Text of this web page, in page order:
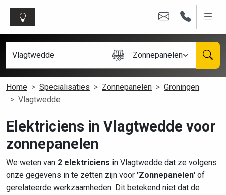
Zonnepanelen
Home Specialisaties Zonnepanelen
Groningen
Vlagtwedde
Elektriciens in Vlagtwedde voor
zonnepanelen
We weten van 2 elektriciens in Vlagtwedde dat ze volgens
onze gegevens in te zetten zijn voor 'Zonnepanelen' of
gerelateerde werkzaamheden. Dit betekend niet dat de